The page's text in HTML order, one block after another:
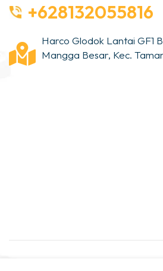
+628132055816
Harco Glodok Lantai GF1
Mangga Besar, Kec.